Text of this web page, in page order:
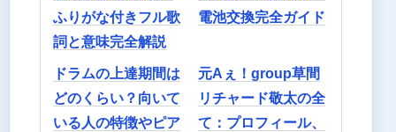
ふりがな付きフル歌
詞と意味完全解説
電池交換完全ガイド
ドラムの上達期間は
どのくらい？向いて
いる人の特徴やピア
元Aぇ！group草間
リチャード敬太の全
て：プロフィール、